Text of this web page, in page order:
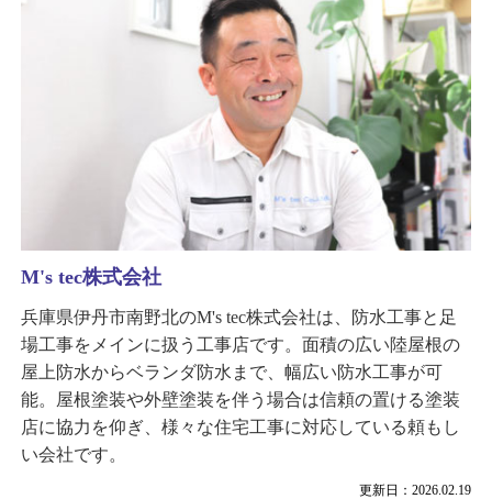
更新日：2026.02.19
M's tec株式会社
兵庫県伊丹市南野北のM's tec株式会社は、防水工事と足
場工事をメインに扱う工事店です。面積の広い陸屋根の
屋上防水からベランダ防水まで、幅広い防水工事が可
能。屋根塗装や外壁塗装を伴う場合は信頼の置ける塗装
店に協力を仰ぎ、様々な住宅工事に対応している頼もし
い会社です。